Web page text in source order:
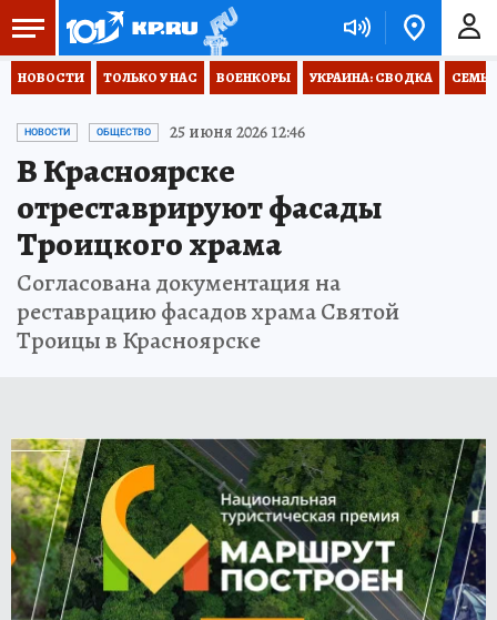
НОВОСТИ ТОЛЬКО У НАС ВОЕНКОРЫ УКРАИНА: СВОДКА
НОВОСТИ ОБЩЕСТВО 25 июня 2026 12:46
В Красноярске
отреставрируют фасады
Троицкого храма
Согласована документация на
реставрацию фасадов храма Святой
Троицы в Красноярске